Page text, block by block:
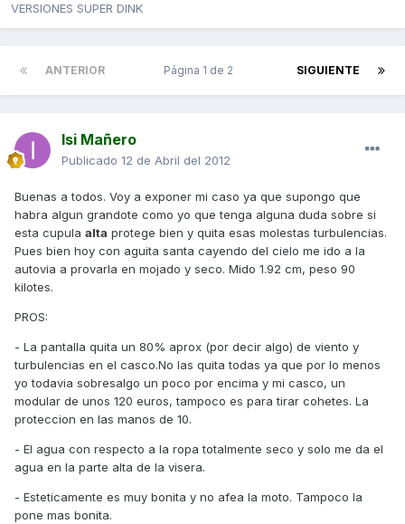
VERSIONES SUPER DINK
ANTERIOR SIGUIENTE
Página 1 de 2
Isi Mañero
Publicado 12 de Abril del 2012
Buenas a todos. Voy a exponer mi caso ya que supongo que
habra algun grandote como yo que tenga alguna duda sobre si
esta cupula alta protege bien y quita esas molestas turbulencias.
Pues bien hoy con aguita santa cayendo del cielo me ido a la
autovia a provarla en mojado y seco. Mido 1.92 cm, peso 90
kilotes.
PROS:
- La pantalla quita un 80% aprox (por decir algo) de viento y
turbulencias en el casco.No las quita todas ya que por lo menos
yo todavia sobresalgo un poco por encima y mi casco, un
modular de unos 120 euros, tampoco es para tirar cohetes. La
proteccion en las manos de 10.
- El agua con respecto a la ropa totalmente seco y solo me da el
agua en la parte alta de la visera.
- Esteticamente es muy bonita y no afea la moto. Tampoco la
pone mas bonita.